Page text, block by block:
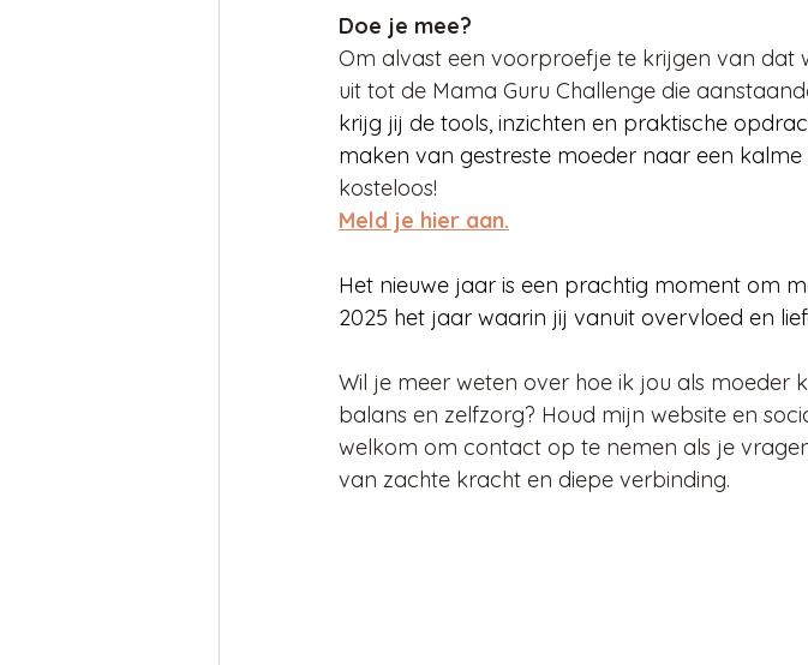
Doe je mee?
Om alvast een voorproefje te krijgen van dat
uit tot de Mama Guru Challenge die
krijg jij de tools, inzichten en praktische
maken van gestreste moeder naar een kalme
kosteloos!
Meld je hier aan.
Het nieuwe jaar is een prachtig moment om
2025 het jaar waarin jij vanuit overvloed en
Wil je meer weten over hoe ik jou als moeder
balans en zelfzorg? Houd mijn website en
welkom om contact op te nemen als je
van zachte kracht en diepe verbinding.